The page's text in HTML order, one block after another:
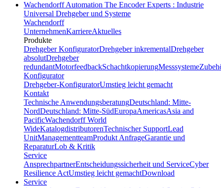
Wachendorff Automation The Encoder Experts : Industrie
Universal Drehgeber und Systeme
Wachendorff
UnternehmenKarriereAktuelles
Produkte
Drehgeber KonfiguratorDrehgeber inkrementalDrehgeber
absolutDrehgeber
redundantMotorfeedbackSchachtkopierungMesssysteme
Konfigurator
Drehgeber-KonfiguratorUmstieg leicht gemacht
Kontakt
Technische AnwendungsberatungDeutschland: Mitte-
NordDeutschland: Mitte-SüdEuropaAmericasAsia and
PacificWachendorff World
WideKatalogdistributorenTechnischer SupportLead
UnitManagementteamProdukt AnfrageGarantie und
ReparaturLob & Kritik
Service
AnsprechpartnerEntscheidungssicherheit und ServiceCyber
Resilience ActUmstieg leicht gemachtDownload
Service